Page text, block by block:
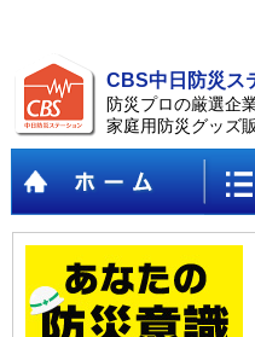
CBS中日防災ス
防災プロの厳選企
家庭用防災グッズ